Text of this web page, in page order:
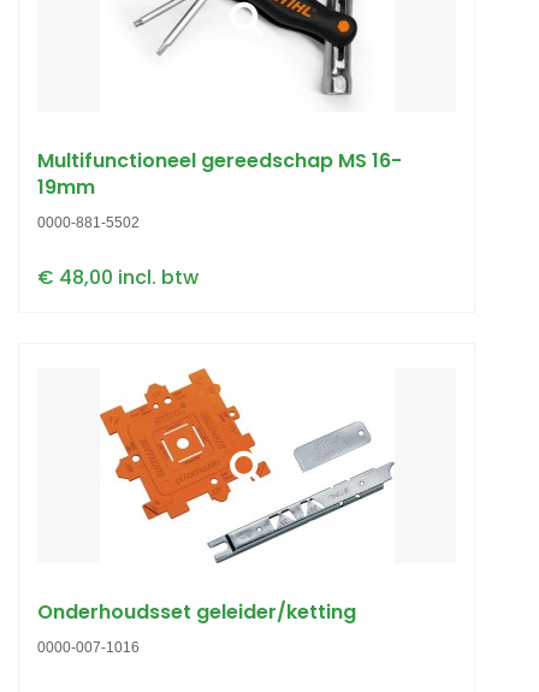
Multifunctioneel gereedschap MS 16-
19mm
0000-881-5502
€ 48,00 incl. btw
Onderhoudsset geleider/ketting
0000-007-1016